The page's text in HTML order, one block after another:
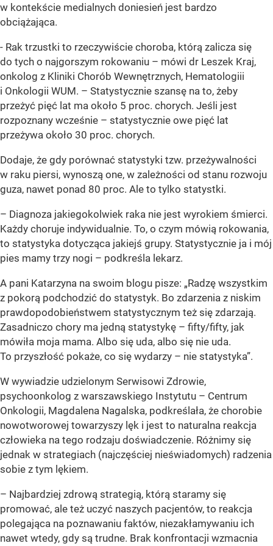
w kontekście medialnych doniesień jest bardzo
obciążająca.
- Rak trzustki to rzeczywiście choroba, którą zalicza się
do tych o najgorszym rokowaniu – mówi dr Leszek Kraj,
onkolog z Kliniki Chorób Wewnętrznych, Hematologiii
i Onkologii WUM. – Statystycznie szansę na to, żeby
przeżyć pięć lat ma około 5 proc. chorych. Jeśli jest
rozpoznany wcześnie – statystycznie owe pięć lat
przeżywa około 30 proc. chorych.
Dodaje, że gdy porównać statystyki tzw. przeżywalności
w raku piersi, wynoszą one, w zależności od stanu rozwoju
guza, nawet ponad 80 proc. Ale to tylko statystki.
– Diagnoza jakiegokolwiek raka nie jest wyrokiem śmierci.
Każdy choruje indywidualnie. To, o czym mówią rokowania,
to statystyka dotycząca jakiejś grupy. Statystycznie ja i mój
pies mamy trzy nogi – podkreśla lekarz.
A pani Katarzyna na swoim blogu pisze: „Radzę wszystkim
z pokorą podchodzić do statystyk. Bo zdarzenia z niskim
prawdopodobieństwem statystycznym też się zdarzają.
Zasadniczo chory ma jedną statystykę – fifty/fifty, jak
mówiła moja mama. Albo się uda, albo się nie uda.
To przyszłość pokaże, co się wydarzy – nie statystyka”.
W wywiadzie udzielonym Serwisowi Zdrowie,
psychoonkolog z warszawskiego Instytutu – Centrum
Onkologii, Magdalena Nagalska, podkreślała, że chorobie
nowotworowej towarzyszy lęk i jest to naturalna reakcja
człowieka na tego rodzaju doświadczenie. Różnimy się
jednak w strategiach (najczęściej nieświadomych) radzenia
sobie z tym lękiem.
– Najbardziej zdrową strategią, którą staramy się
promować, ale też uczyć naszych pacjentów, to reakcja
polegająca na poznawaniu faktów, niezakłamywaniu ich
nawet wtedy, gdy są trudne. Brak konfrontacji wzmacnia